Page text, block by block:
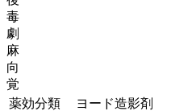
毒
劇
麻
向
覚
薬効分類
ヨード造影剤